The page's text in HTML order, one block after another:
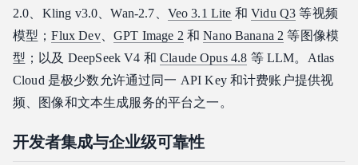
2.0、Kling v3.0、Wan-2.7、 Veo 3.1 Lite 和Vidu Q3 等视频
模型；Flux Dev、 GPT Image 2 和Nano Banana 2 等图像模
型；以及 DeepSeek V4 和Claude Opus 4.8 等 LLM。Atlas
Cloud 是极少数允许通过同一 API Key 和计费账户提供视
频、图像和文本生成服务的平台之一。
开发者集成与企业级可靠性